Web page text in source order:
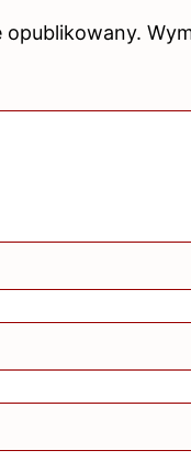
opublikowany.